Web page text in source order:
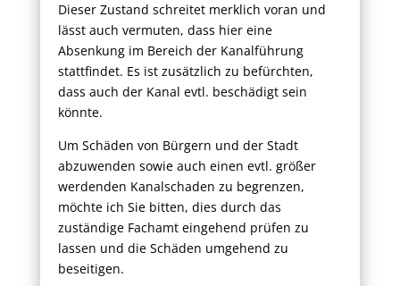
Dieser Zustand schreitet merklich voran und
lässt auch vermuten, dass hier eine
Absenkung im Bereich der Kanalführung
stattfindet. Es ist zusätzlich zu befürchten,
dass auch der Kanal evtl. beschädigt sein
könnte.
Um Schäden von Bürgern und der Stadt
abzuwenden sowie auch einen evtl. größer
werdenden Kanalschaden zu begrenzen,
möchte ich Sie bitten, dies durch das
zuständige Fachamt eingehend prüfen zu
lassen und die Schäden umgehend zu
beseitigen.